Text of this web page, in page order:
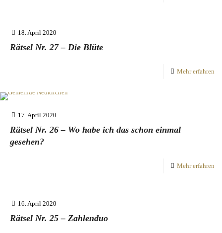
18. April 2020
Rätsel Nr. 27 – Die Blüte
Mehr erfahren
17. April 2020
Rätsel Nr. 26 – Wo habe ich das schon einmal
gesehen?
Mehr erfahren
16. April 2020
Rätsel Nr. 25 – Zahlenduo